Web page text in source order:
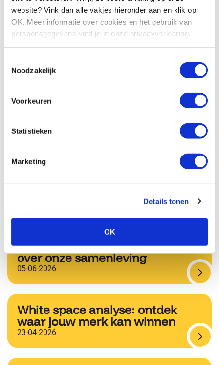
website? Vink dan alle vakjes hieronder aan en klik op
OK. Meer informatie over cookies en het gebruik van
persoonsgegevens vind je in onze privacyverklaring.
Noodzakelijk
Voorkeuren
Statistieken
Marketing
Details tonen
OK
Ontdek de volledige
analyse
Download de media-analyse
Vragen over de analyse? Neem contact op met media-
analistBart!
Wat Nederlandse
voorjaarsfeestdagen vertellen
over onze samenleving
05-06-2026
White space analyse: ontdek
waar jouw merk kan winnen
23-04-2026